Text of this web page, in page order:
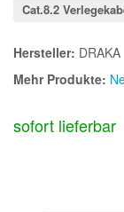
Cat.8.2
Hersteller: DRAKA
Mehr Produkte:
sofort lieferbar